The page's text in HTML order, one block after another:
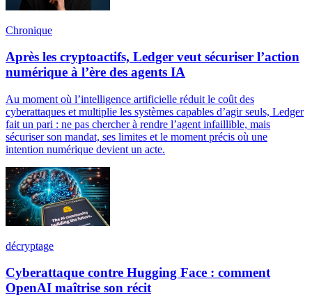
Chronique
Après les cryptoactifs, Ledger veut sécuriser l’action
numérique à l’ère des agents IA
Au moment où l’intelligence artificielle réduit le coût des
cyberattaques et multiplie les systèmes capables d’agir seuls, Ledger
fait un pari : ne pas chercher à rendre l’agent infaillible, mais
sécuriser son mandat, ses limites et le moment précis où une
intention numérique devient un acte.
décryptage
Cyberattaque contre Hugging Face : comment
OpenAI maîtrise son récit